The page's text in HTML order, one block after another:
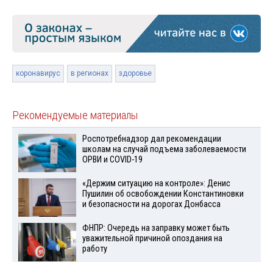
коронавирус в регионах здоровье
Рекомендуемые материалы
Роспотребнадзор дал рекомендации
школам на случай подъема заболеваемости
ОРВИ и COVID-19
«Держим ситуацию на контроле»: Денис
Пушилин об освобождении Константиновки
и безопасности на дорогах Донбасса
ФНПР: Очередь на заправку может быть
уважительной причиной опоздания на
работу